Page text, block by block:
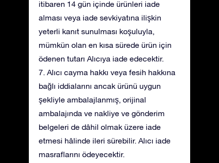
itibaren 14 gün içinde ürünleri iade
alması veya iade sevkiyatına ilişkin
yeterli kanıt sunulması koşuluyla,
mümkün olan en kısa sürede ürün için
ödenen tutarı Alıcıya iade edecektir.
7. Alıcı cayma hakkı veya fesih hakkına
bağlı iddialarını ancak ürünü uygun
şekliyle ambalajlanmış, orijinal
ambalajında ve nakliye ve gönderim
belgeleri de dâhil olmak üzere iade
etmesi hâlinde ileri sürebilir. Alıcı iade
masraflarını ödeyecektir.